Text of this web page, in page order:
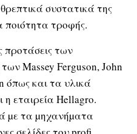
συστατικά της
ποιότητα τροφής.
προτάσεις των
Massey Ferguson, John
όπως και τα υλικά
η εταιρεία Hellagro.
µε τα µηχανήµατα